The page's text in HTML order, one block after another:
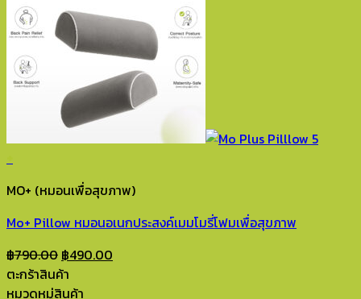
MO+ (หมอนเพื่อสุขภาพ)
Mo+ Pillow หมอนอเนกประสงค์เมมโมรี่โฟมเพื่อสุขภาพ
฿790.00 Original
price
was:
฿490.00
ตะกร้าสินค้า
หมวดหมู่สินค้า